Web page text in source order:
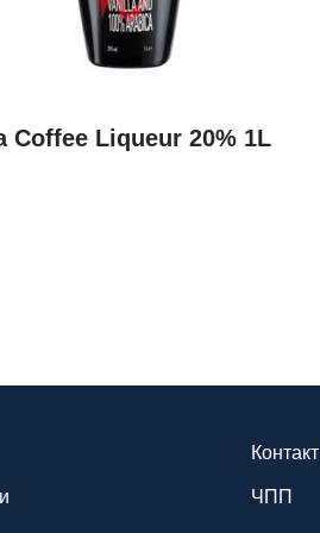
Coffee Liqueur 20% 1L
Контакт
ЧПП